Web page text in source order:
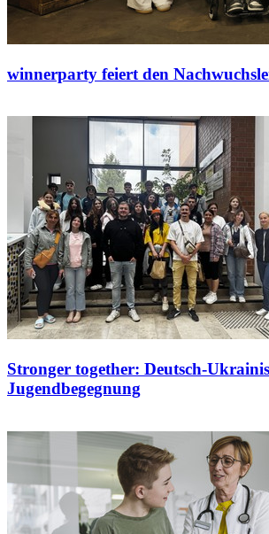
winnerparty feiert den
Stronger together: Deutsch-
Jugendbegegnung